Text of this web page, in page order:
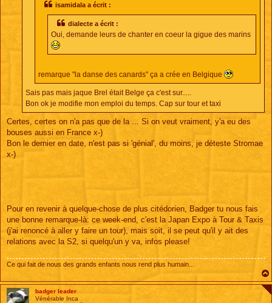
isamidala a écrit :
dialecte a écrit :
Oui, demande leurs de chanter en coeur la gigue des marins
remarque "la danse des canards" ça a crée en Belgique
Sais pas mais jaque Brel était Belge ça c'est sur.....
Bon ok je modifie mon emploi du temps. Cap sur tour et taxi
Certes, certes on n'a pas que de la ... Si on veut vraiment, y'a eu des
bouses aussi en France x-)
Bon le dernier en date, n'est pas si 'génial', du moins, je déteste Stromae
x-)
Pour en revenir à quelque-chose de plus citédorien, Badger tu nous fais
une bonne remarque-là: ce week-end, c'est la Japan Expo à Tour & Taxis
(j'ai renoncé à aller y faire un tour), mais soit, il se peut qu'il y ait des
relations avec la S2, si quelqu'un y va, infos please!
Ce qui fait de nous des grands enfants nous rend plus humain...
badger leader
Vénérable Inca